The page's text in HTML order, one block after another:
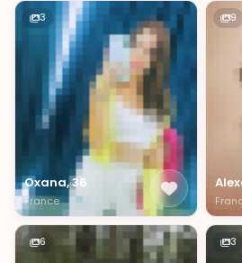
3
Oxana, 36
France
9
6 3